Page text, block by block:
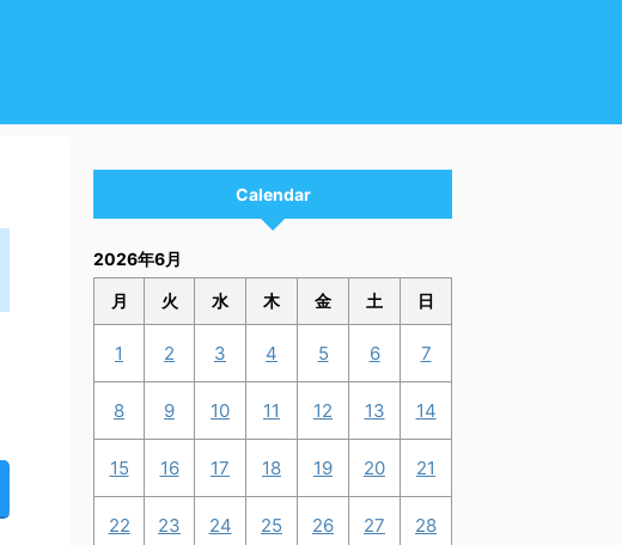
Calendar
2026年6月
月 火 水 木 金 土 日
1 2 3 4 5 6 7
8 9 10 11 12 13 14
15 16 17 18 19 20 21
22 23 24 25 26 27 28